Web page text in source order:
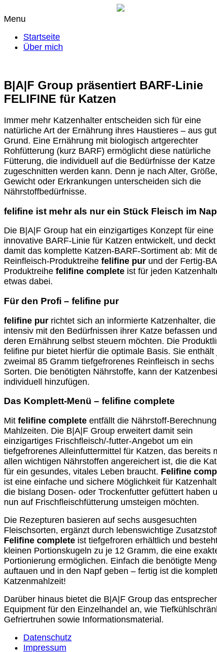
Menu
Startseite
Über mich
B|A|F Group präsentiert BARF-Linie
FELIFINE für Katzen
Immer mehr Katzenhalter entscheiden sich für eine
natürliche Art der Ernährung ihres Haustieres – aus
Grund. Eine Ernährung mit biologisch artgerechter
Rohfütterung (kurz BARF) ermöglicht diese natürliche
Fütterung, die individuell auf die Bedürfnisse der Katze
zugeschnitten werden kann. Denn je nach Alter, Größe,
Gewicht oder Erkrankungen unterscheiden sich die
Nährstoffbedürfnisse.
felifine ist mehr als nur ein Stück Fleisch im
Die B|A|F Group hat ein einzigartiges Konzept für eine
innovative BARF-Linie für Katzen entwickelt, und deckt
damit das komplette Katzen-BARF-Sortiment ab: Mit
Reinfleisch-Produktreihe felifine pur und der Fertig-
Produktreihe felifine complete ist für jeden
etwas dabei.
Für den Profi – felifine pur
felifine pur richtet sich an informierte Katzenhalter,
intensiv mit den Bedürfnissen ihrer Katze befassen und
deren Ernährung selbst steuern möchten. Die
felifine pur bietet hierfür die optimale Basis. Sie enthält
zweimal 85 Gramm tiefgefrorenes Reinfleisch in sechs
Sorten. Die benötigten Nährstoffe, kann der
individuell hinzufügen.
Das Komplett-Menü – felifine complete
Mit felifine complete entfällt die Nährstoff-
Mahlzeiten. Die B|A|F Group erweitert damit sein
einzigartiges Frischfleisch/-futter-Angebot um ein
tiefgefrorenes Alleinfuttermittel für Katzen, das bereits
allen wichtigen Nährstoffen angereichert ist, die die
für ein gesundes, vitales Leben braucht. Felifine
ist eine einfache und sichere Möglichkeit für
die bislang Dosen- oder Trockenfutter gefüttert haben
nun auf Frischfleischfütterung umsteigen möchten.
Die Rezepturen basieren auf sechs ausgesuchten
Fleischsorten, ergänzt durch lebenswichtige
Felifine complete ist tiefgefroren erhältlich und
kleinen Portionskugeln zu je 12 Gramm, die eine
Portionierung ermöglichen. Einfach die benötigte
auftauen und in den Napf geben – fertig ist die
Katzenmahlzeit!
Darüber hinaus bietet die B|A|F Group das
Equipment für den Einzelhandel an, wie
Gefriertruhen sowie Informationsmaterial.
Datenschutz
Impressum